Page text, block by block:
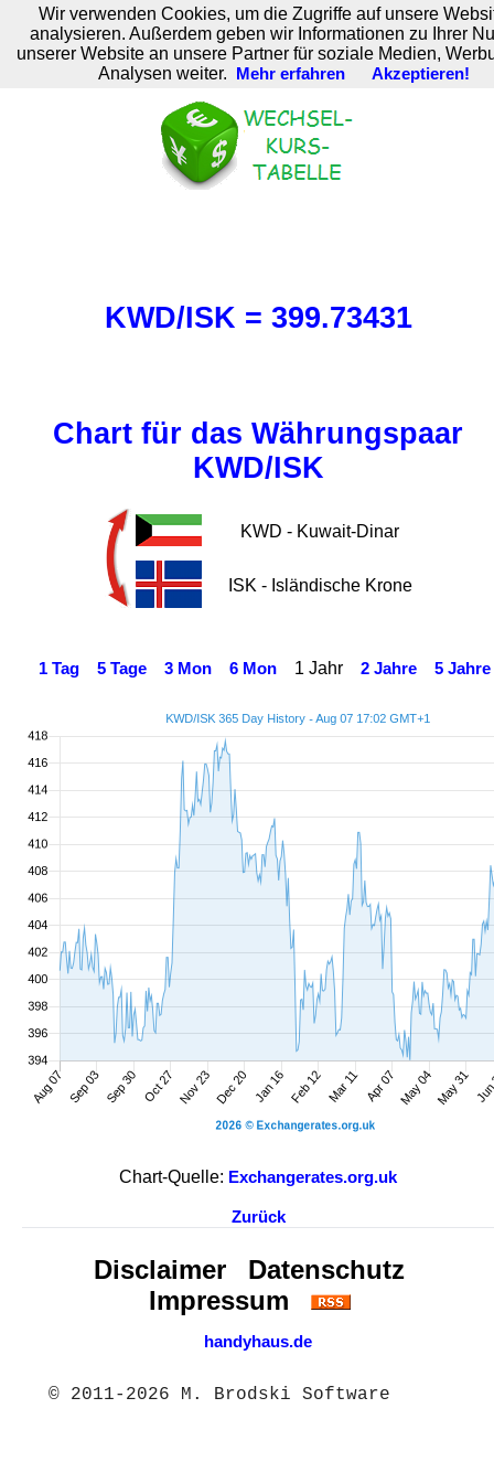
M. Brodski Software
KWD/ISK = 399.73431
Chart für das Währungspaar
KWD/ISK
KWD - Kuwait-Dinar
ISK - Isländische Krone
1 Tag 5 Tage 3 Mon 6 Mon 1 Jahr 2 Jahre 5 Jahre
Chart-Quelle: Exchangerates.org.uk
Zurück
Disclaimer
Datenschutz
Impressum
handyhaus.de
© 2011-2026 M. Brodski Software
Wir verwenden Cookies, um die Zugriffe auf unsere
analysieren. Außerdem geben wir Informationen zu Ihrer
unserer Website an unsere Partner für soziale Medien,
Analysen weiter.
Mehr erfahren Akzeptieren!